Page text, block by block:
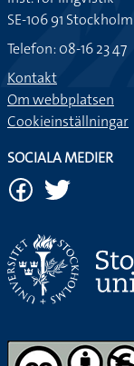
SE-106 91 Stockholm
Telefon: 08-16 23 47
Kontakt
Om webbplatsen
Cookieinställningar
SOCIALA MEDIER